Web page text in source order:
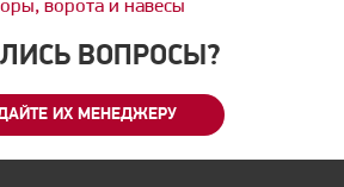
ворота и навесы
ВОПРОСЫ?
ИХ МЕНЕДЖЕРУ